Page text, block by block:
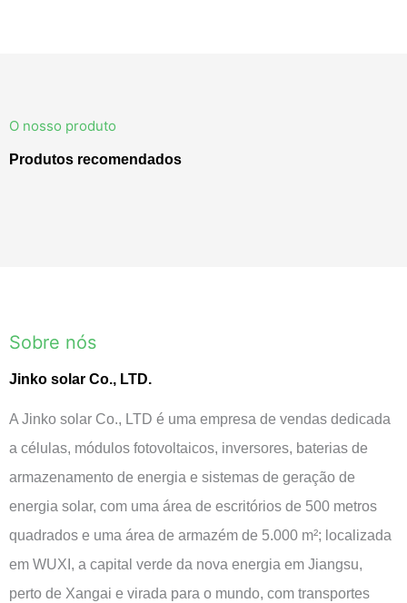
O nosso produto
Produtos recomendados
Sobre nós
Jinko solar Co., LTD.
A Jinko solar Co., LTD é uma empresa de vendas dedicada
a células, módulos fotovoltaicos, inversores, baterias de
armazenamento de energia e sistemas de geração de
energia solar, com uma área de escritórios de 500 metros
quadrados e uma área de armazém de 5.000 m²; localizada
em WUXI, a capital verde da nova energia em Jiangsu,
perto de Xangai e virada para o mundo, com transportes